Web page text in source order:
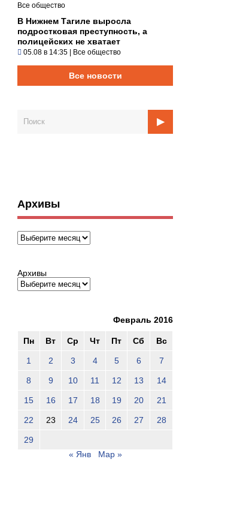
Все общество
В Нижнем Тагиле выросла
подростковая преступность, а
полицейских не хватает
05.08 в 14:35 | Все общество
Все новости
Архивы
Архивы
Архивы
Февраль 2016
Пн Вт Ср Чт Пт Сб Вс
1 2 3 4 5 6 7
8 9 10 11 12 13 14
15 16 17 18 19 20 21
22 23 24 25 26 27 28
29
« Янв
Мар »